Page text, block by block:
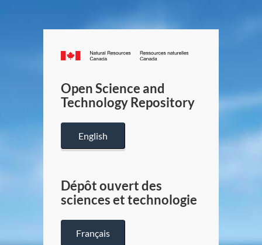
Canada.ca
/
Canada
Open Science and
Technology Repository
English
Dépôt ouvert des
sciences et technologie
Français